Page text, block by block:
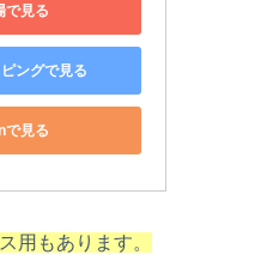
で見る
ングで見る
で見る
用もあります。